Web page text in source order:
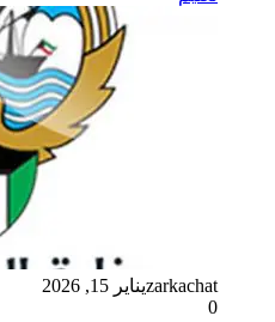
zarkachatيناير 15, 2026
0